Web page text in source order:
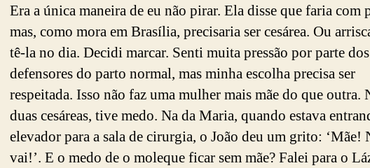
Era a única maneira de eu não pirar. Ela disse que faria com
mas, como mora em Brasília, precisaria ser cesárea. Ou
tê-la no dia. Decidi marcar. Senti muita pressão por parte dos
defensores do parto normal, mas minha escolha precisa ser
respeitada. Isso não faz uma mulher mais mãe do que outra.
duas cesáreas, tive medo. Na da Maria, quando estava
elevador para a sala de cirurgia, o João deu um grito: ‘Mãe!
vai!’. E o medo de o moleque ficar sem mãe? Falei para o